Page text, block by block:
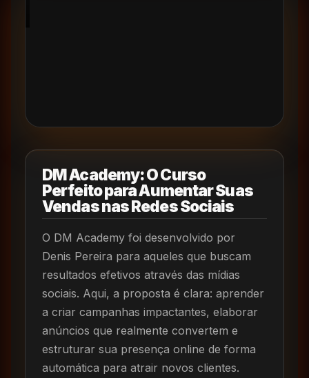
DM Academy: O Curso
Perfeito para Aumentar Suas
Vendas nas Redes Sociais
O DM Academy foi desenvolvido por
Denis Pereira para aqueles que buscam
resultados efetivos através das mídias
sociais. Aqui, a proposta é clara: aprender
a criar campanhas impactantes, elaborar
anúncios que realmente convertem e
estruturar sua presença online de forma
automática para atrair novos clientes.